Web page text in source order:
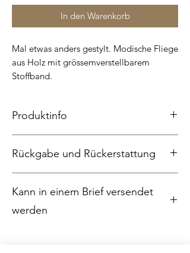
In den Warenkorb
Mal etwas anders gestylt. Modische Fliege
aus Holz mit grössemverstellbarem
Stoffband.
Produktinfo
Rückgabe und Rückerstattung
Vereinbarung zurückgesandt werden.
Portokosten können nicht zurückerstattet
Kann in einem Brief versendet
werden